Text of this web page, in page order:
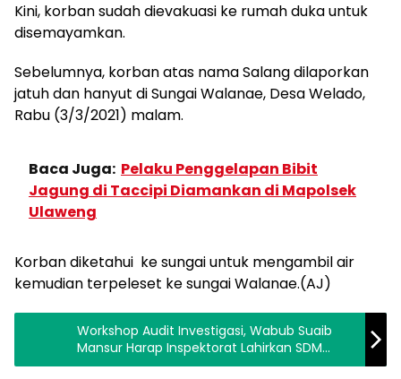
Kini, korban sudah dievakuasi ke rumah duka untuk
disemayamkan.
Sebelumnya, korban atas nama Salang dilaporkan
jatuh dan hanyut di Sungai Walanae, Desa Welado,
Rabu (3/3/2021) malam.
Baca Juga: Pelaku Penggelapan Bibit
Jagung di Taccipi Diamankan di Mapolsek
Ulaweng
Korban diketahui ke sungai untuk mengambil air
kemudian terpeleset ke sungai Walanae.(AJ)
Workshop Audit Investigasi, Wabub Suaib
Mansur Harap Inspektorat Lahirkan SDM
Profesional